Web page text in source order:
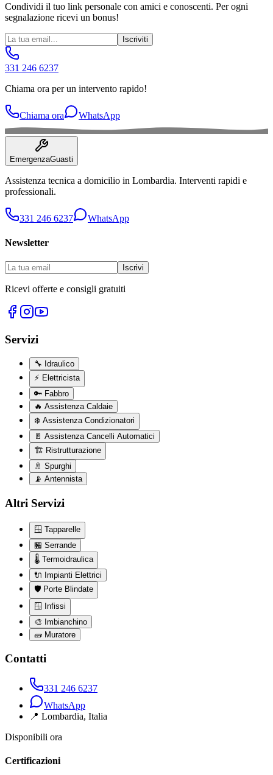
Condividi il tuo link personale con amici e conoscenti. Per ogni
segnalazione ricevi un bonus!
Iscriviti
331 246 6237
Chiama ora per un intervento rapido!
Chiama ora WhatsApp
EmergenzaGuasti
Assistenza tecnica a domicilio in Lombardia. Interventi rapidi e
professionali.
331 246 6237 WhatsApp
Newsletter
Iscrivi
Ricevi offerte e consigli gratuiti
Servizi
🔧 Idraulico
⚡ Elettricista
🔑 Fabbro
🔥 Assistenza Caldaie
❄️ Assistenza Condizionatori
🚪 Assistenza Cancelli Automatici
🏗️ Ristrutturazione
🚿 Spurghi
📡 Antennista
Altri Servizi
🪟 Tapparelle
🏪 Serrande
🌡️ Termoidraulica
🔌 Impianti Elettrici
🛡️ Porte Blindate
🪟
Infissi
🎨 Imbianchino
🧱 Muratore
Contatti
331 246 6237
WhatsApp
📍 Lombardia, Italia
Disponibili ora
Certificazioni